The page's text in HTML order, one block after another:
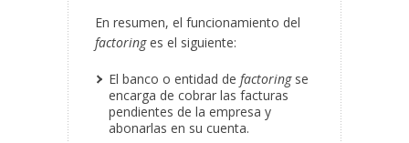
En resumen, el funcionamiento del
factoringes el siguiente:
El banco o entidad de factoringse
encarga de cobrar las facturas
pendientes de la empresa y
abonarlas en su cuenta.